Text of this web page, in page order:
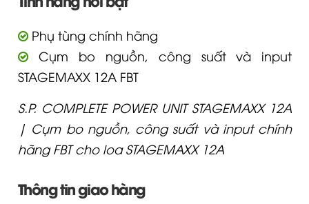
Phụ tùng chính hãng
Cụm bo nguồn, công suất và input
STAGEMAXX 12A FBT
S.P. COMPLETE POWER UNIT STAGEMAXX 12A
| Cụm bo nguồn, công suất và input chính
hãng FBT cho loa STAGEMAXX 12A
Thông tin giao hàng